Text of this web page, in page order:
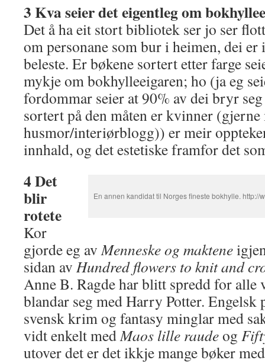
3 Kva seier det eigentleg om
Det å ha eit stort bibliotek ser jo ser
om personane som bur i heimen, dei
beleste. Er bøkene sortert etter farge
mykje om bokhylleeigaren; ho (ja eg
fordommar seier at 90% av dei bryr
sortert på den måten er kvinner (gjerne
husmor/interiørblogg)) er meir
innhald, og det estetiske framfor det
En annen kandidat til Norges fineste bokhylle. http://
4 Det
blir
rotete
Kor
gjorde eg avMenneske og maktene
sidan av Hundred flowers to knit and
Anne B. Ragde har blitt spredd for alle
blandar seg med Harry Potter. Engelsk
svensk krim og fantasy minglar med
vidt enkelt medMaos lille raudeog
utover det er det ikkje mange bøker